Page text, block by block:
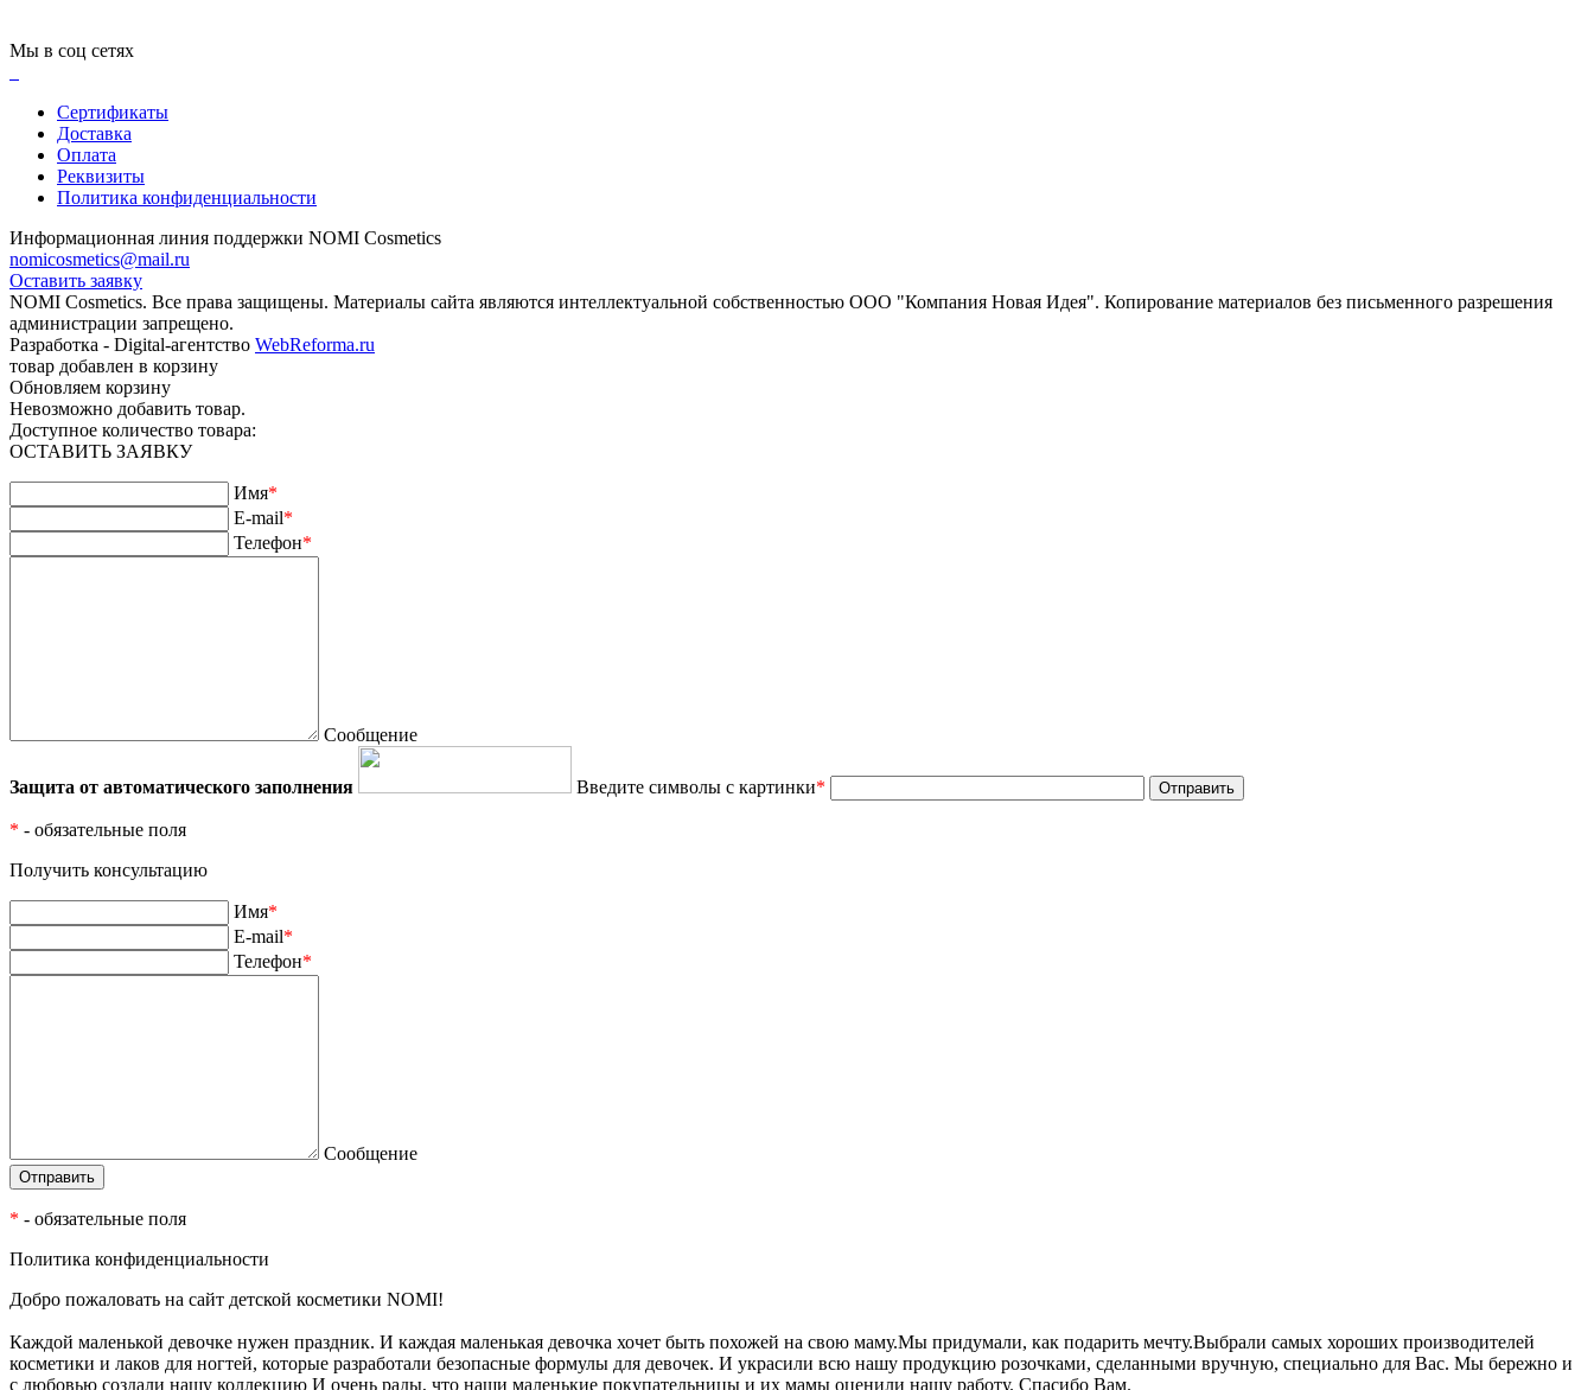
Мы в соц сетях
Сертификаты
Доставка
Оплата
Реквизиты
Политика конфиденциальности
Информационная линия поддержки NOMI Сosmetics
nomicosmetics@mail.ru
Оставить заявку
NOMI Сosmetics. Все права защищены. Материалы сайта являются интеллектуальной собственностью ООО "Компания Новая Идея". Копирование материалов без письменного разрешения
администрации запрещено.
Разработка - Digital-агентство WebReforma.ru
товар добавлен в корзину
Обновляем корзину
Невозможно добавить товар.
Доступное количество товара:
ОСТАВИТЬ ЗАЯВКУ
Имя*
E-mail*
Телефон*
Сообщение
Защита от автоматического заполнения Введите символы с картинки*
* - обязательные поля
Получить консультацию
Имя*
E-mail*
Телефон*
Сообщение
* - обязательные поля
Политика конфиденциальности
Добро пожаловать на сайт детской косметики NOMI!
Каждой маленькой девочке нужен праздник. И каждая маленькая девочка хочет быть похожей на свою маму.Мы придумали, как подарить мечту.Выбрали самых хороших производителей
косметики и лаков для ногтей, которые разработали безопасные формулы для девочек. И украсили всю нашу продукцию розочками, сделанными вручную, специально для Вас. Мы бережно и
с любовью создали нашу коллекцию И очень рады, что наши маленькие покупательницы и их мамы оценили нашу работу. Спасибо Вам.